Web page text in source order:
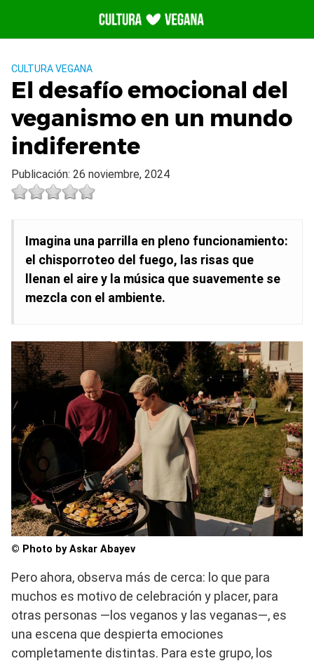
contenido
CULTURA VEGANA
El desafío emocional del
veganismo en un mundo
indiferente
Publicación: 26 noviembre, 2024
Imagina una parrilla en pleno funcionamiento:
el chisporroteo del fuego, las risas que
llenan el aire y la música que suavemente se
mezcla con el ambiente.
© Photo by Askar Abayev
Pero ahora, observa más de cerca: lo que para
muchos es motivo de celebración y placer, para
otras personas —los veganos y las veganas—, es
una escena que despierta emociones
completamente distintas. Para este grupo, los